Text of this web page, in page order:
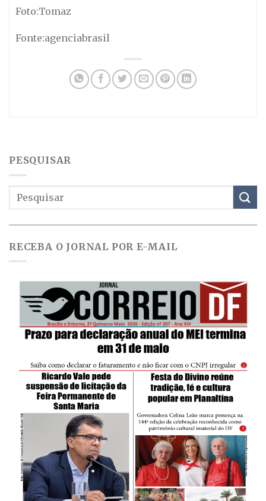
Foto:Tomaz
Fonte:agenciabrasil
PESQUISAR
RECEBA O JORNAL POR E-MAIL